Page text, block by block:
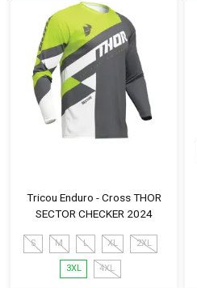
Tricou Enduro - Cross THOR
SECTOR CHECKER 2024
S M L XL 2XL
3XL 4XL